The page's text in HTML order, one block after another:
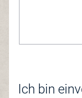
Ich bin